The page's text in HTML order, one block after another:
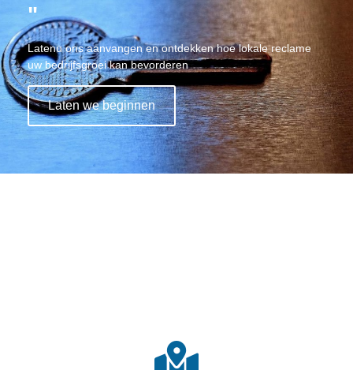
"
Latenu ons aanvangen en ontdekken hoe lokale reclame
uw bedrijfsgroei kan bevorderen
Laten we beginnen